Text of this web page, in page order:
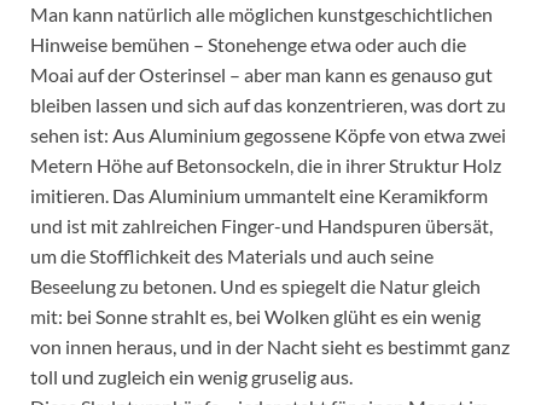
Man kann natürlich alle möglichen kunstgeschichtlichen
Hinweise bemühen – Stonehenge etwa oder auch die
Moai auf der Osterinsel – aber man kann es genauso gut
bleiben lassen und sich auf das konzentrieren, was dort zu
sehen ist: Aus Aluminium gegossene Köpfe von etwa zwei
Metern Höhe auf Betonsockeln, die in ihrer Struktur Holz
imitieren. Das Aluminium ummantelt eine Keramikform
und ist mit zahlreichen Finger-und Handspuren übersät,
um die Stofflichkeit des Materials und auch seine
Beseelung zu betonen. Und es spiegelt die Natur gleich
mit: bei Sonne strahlt es, bei Wolken glüht es ein wenig
von innen heraus, und in der Nacht sieht es bestimmt ganz
toll und zugleich ein wenig gruselig aus.